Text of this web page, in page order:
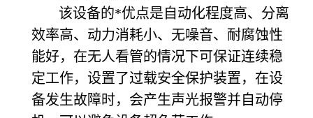
该设备的*优点是自动化程度高、分离
效率高、动力消耗小、无噪音、耐腐蚀性
能好，在无人看管的情况下可保证连续稳
定工作，设置了过载安全保护装置，在设
备发生故障时，会产生声光报警并自动停